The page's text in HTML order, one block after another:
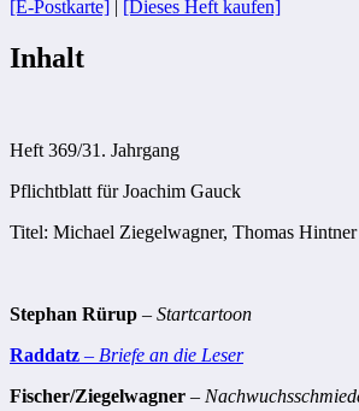
[E-Postkarte] | [Dieses Heft kaufen]
Inhalt
Heft 369/31. Jahrgang
Pflichtblatt für Joachim Gauck
Titel: Michael Ziegelwagner, Thomas Hintner
Stephan Rürup – Startcartoon
Raddatz – Briefe an die Leser
Fischer/Ziegelwagner –